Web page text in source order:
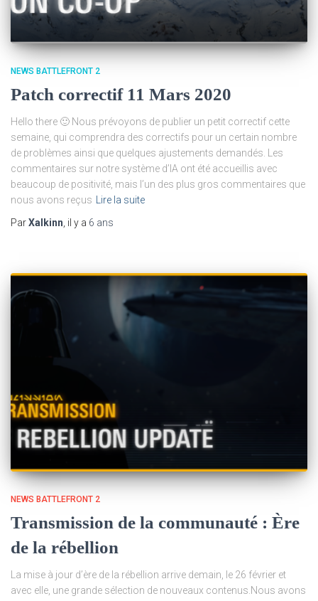
NEWS BATTLEFRONT 2
Patch correctif 11 Mars 2020
Hello there 🙂 Nous prévoyons de publier un petit correctif cette
semaine, qui comprendra des correctifs pour un certain nombre
de problèmes ainsi que quelques ajustements demandés. Les
commentaires sur notre système d’IA ont été accueillis avec
beaucoup de positivité, mais l’un des plus gros commentaires que
nous avons reçus
Lire la suite
ParXalkinn , il y a 6 ans
NEWS BATTLEFRONT 2
Transmission de la communauté : Ère
de la rébellion
La mise à jour d’ère de la rébellion arrive demain, le 26 février et
avec elle, une grande sélection de nouveaux contenus.Nous avons